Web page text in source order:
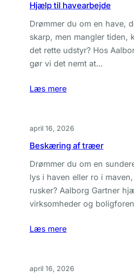
Hjælp til havearbejde
Drømmer du om en have,
skarp, men mangler tiden,
det rette udstyr? Hos
gør vi det nemt at…
Læs mere
april 16, 2026
Beskæring af træer
Drømmer du om en
lys i haven eller ro i
rusker? Aalborg Gartner
virksomheder og
Læs mere
april 16, 2026